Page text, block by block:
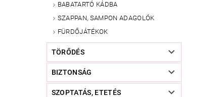
BABATARTÓ KÁDBA
SZAPPAN, SAMPON ADAGOLÓK
FÜRDŐJÁTÉKOK
TÖRŐDÉS
BIZTONSÁG
SZOPTATÁS, ETETÉS